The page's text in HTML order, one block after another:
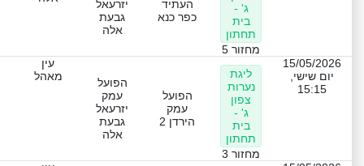
ג' -
בית
תחתון
מחזור 5
העתיד
כפר כנא
יזרעאל
גבעת
אלה
15/05/2026
יום שישי,
15:15
ליגת
נערות
צפון
ג' -
בית
תחתון
מחזור 3
הפועל
עמק
הירדן 2
הפועל
עמק
יזרעאל
גבעת
אלה
עין
מאהל